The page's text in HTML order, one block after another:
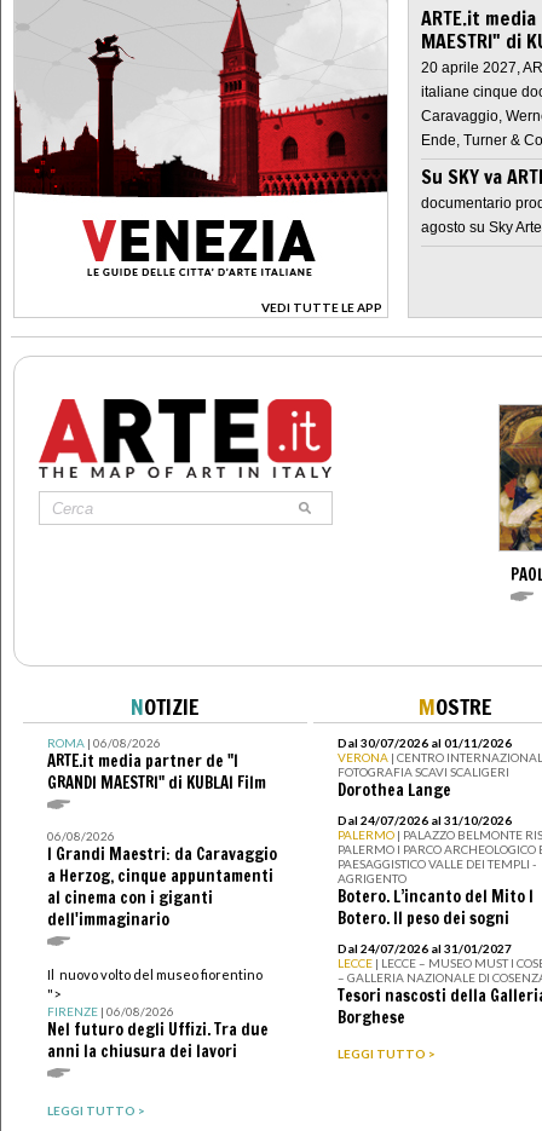
VEDI TUTTE LE APP
>
ARTE.it
MAESTRI" di
20 aprile 2027,
italiane cinque
Caravaggio,
Ende, Turner &
Su SKY va
documentario
agosto su Sky Arte
NOTIZIE
ROMA| 06/08/2026
ARTE.it media partner de "I
GRANDI MAESTRI" di KUBLAI Film
06/08/2026
I Grandi Maestri: da Caravaggio
a Herzog, cinque appuntamenti
al cinema con i giganti
dell'immaginario
Il nuovo volto del museo fiorentino
">
FIRENZE| 06/08/2026
Nel futuro degli Uffizi. Tra due
anni la chiusura dei lavori
LEGGI TUTTO >
MOSTRE
Dal 30/07/2026 al 01/11/2026
VERONA | CENTRO
FOTOGRAFIA SCAVI SCALIGERI
Dorothea Lange
Dal 24/07/2026 al 31/10/2026
PALERMO | PALAZZO BELMONTE
PALERMO I PARCO ARCHEOLOGICO
PAESAGGISTICO VALLE DEI TEMPLI -
AGRIGENTO
Botero. L’incanto del Mito I
Botero. Il peso dei sogni
Dal 24/07/2026 al 31/01/2027
LECCE | LECCE – MUSEO MUST I
– GALLERIA NAZIONALE DI
Tesori nascosti della
Borghese
LEGGI TUTTO >